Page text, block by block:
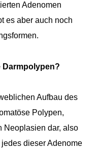
Adenomen
es aber auch noch
Darmpolypen?
Aufbau des
Polypen,
Neoplasien dar, also
dieser Adenome